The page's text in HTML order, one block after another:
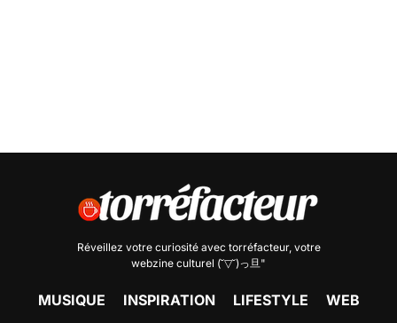
Réveillez votre curiosité avec torréfacteur, votre
webzine culturel (˘▽˘)っ旦"
MUSIQUE INSPIRATION LIFESTYLE WEB